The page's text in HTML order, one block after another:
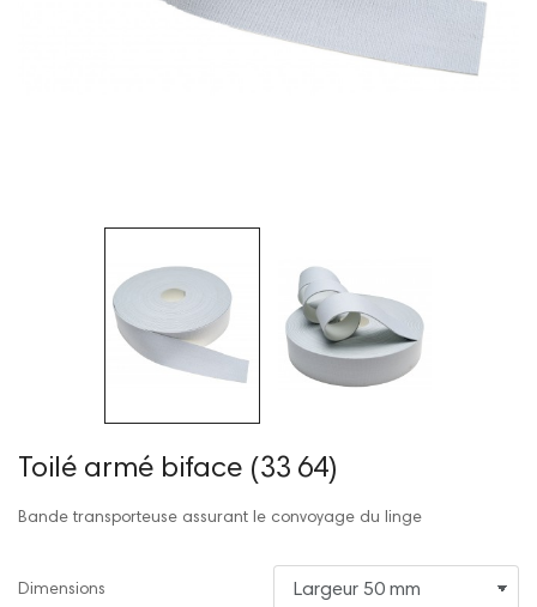
Toilé armé biface (33 64)
Bande transporteuse assurant le convoyage du linge
Dimensions